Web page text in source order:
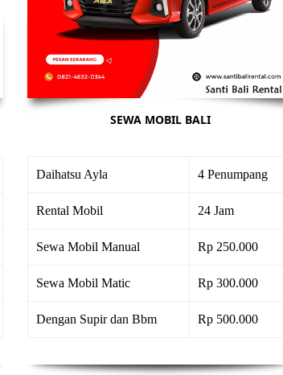
SEWA MOBIL BALI
Daihatsu Ayla 4 Penumpang
Rental Mobil 24 Jam
Sewa Mobil Manual Rp 250.000
Sewa Mobil Matic Rp 300.000
Dengan Supir dan Bbm Rp 500.000